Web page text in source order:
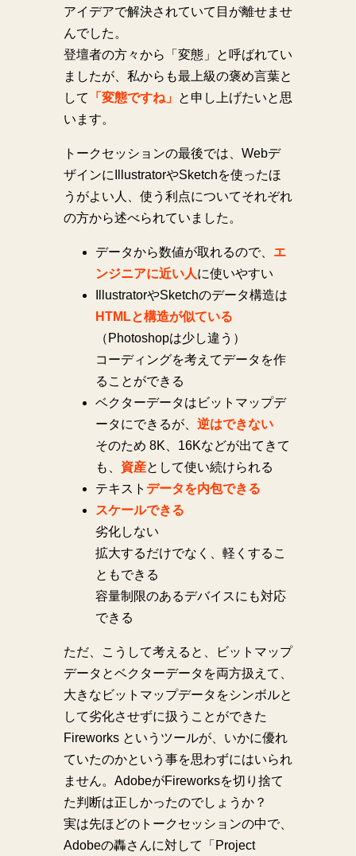
アイデアで解決されていて目が離せませ
んでした。
登壇者の方々から「変態」と呼ばれてい
ましたが、私からも最上級の褒め言葉と
して 「変態ですね」 と申し上げたいと思
います。
トークセッションの最後では、Webデ
ザインにIllustratorやSketchを使ったほ
うがよい人、使う利点についてそれぞれ
の方から述べられていました。
データから数値が取れるので、 エ
ンジニアに近い人に使いやすい
IllustratorやSketchのデータ構造は
HTMLと構造が似ている
（Photoshopは少し違う）
コーディングを考えてデータを作
ることができる
ベクターデータはビットマップデ
ータにできるが、 逆はできない
そのため 8K、16Kなどが出てきて
も、 資産として使い続けられる
テキスト データを内包できる
スケールできる
劣化しない
拡大するだけでなく、軽くするこ
ともできる
容量制限のあるデバイスにも対応
できる
ただ、こうして考えると、ビットマップ
データとベクターデータを両方扱えて、
大きなビットマップデータをシンボルと
して劣化させずに扱うことができた
Fireworks というツールが、いかに優れ
ていたのかという事を思わずにはいられ
ません。AdobeがFireworksを切り捨て
た判断は正しかったのでしょうか？
実は先ほどのトークセッションの中で、
Adobeの轟さんに対して「Project